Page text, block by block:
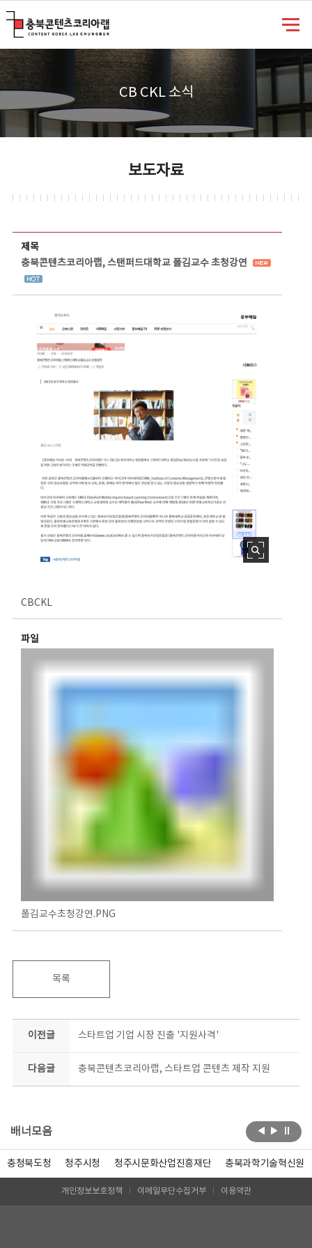
CB CKL 소식
보도자료
제목
충북콘텐츠코리아랩, 스탠퍼드대학교 폴김교수 초청강연
CBCKL
파일
폴김교수초청강연.PNG
목록
이전글 스타트업 기업 시장 진출 '지원사격'
다음글 충북콘텐츠코리아랩, 스타트업 콘텐츠 제작 지원
배너모음
충청북도청 청주시청 청주시문화산업진흥재단 충북과학기술혁신원
개인정보보호정책 이메일무단수집거부 이용약관